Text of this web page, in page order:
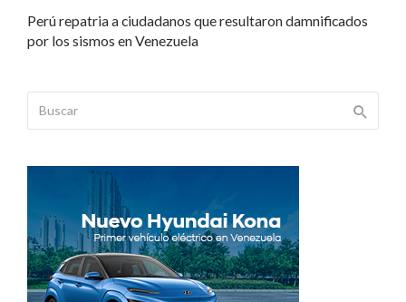
Perú repatria a ciudadanos que resultaron damnificados
por los sismos en Venezuela